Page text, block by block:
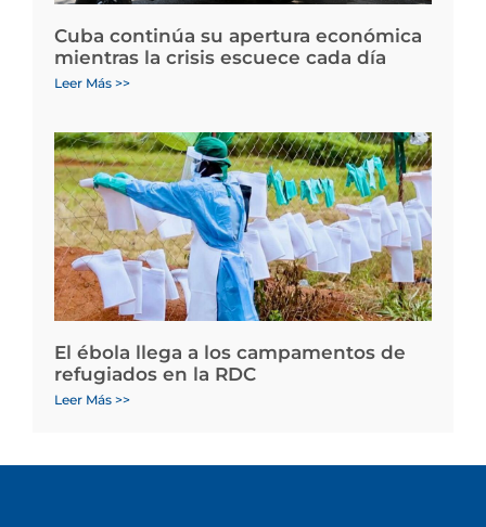
Cuba continúa su apertura económica
mientras la crisis escuece cada día
Leer Más >>
El ébola llega a los campamentos de
refugiados en la RDC
Leer Más >>